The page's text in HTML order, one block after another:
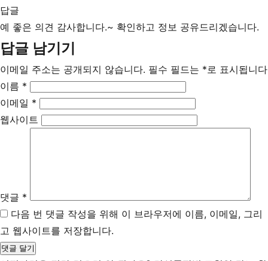
답글
예 좋은 의견 감사합니다.~ 확인하고 정보 공유드리겠습니다.
답글 남기기
이메일 주소는 공개되지 않습니다. 필수 필드는 *로 표시됩니다
이름 *
이메일 *
웹사이트
댓글 *
다음 번 댓글 작성을 위해 이 브라우저에 이름, 이메일, 그리
고 웹사이트를 저장합니다.